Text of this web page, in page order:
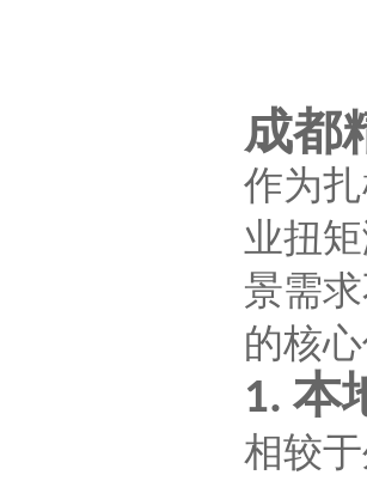
成都
作为
业扭
景需
的核
1. 本
相较